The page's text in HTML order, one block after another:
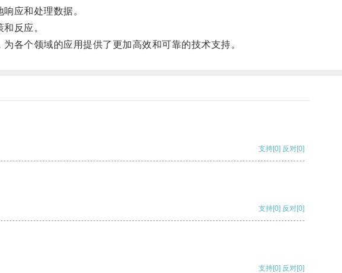
应和处理数据。
反应。
个领域的应用提供了更加高效和可靠的技术支持。
支持[0] 反对[0]
支持[0] 反对[0]
支持[0] 反对[0]